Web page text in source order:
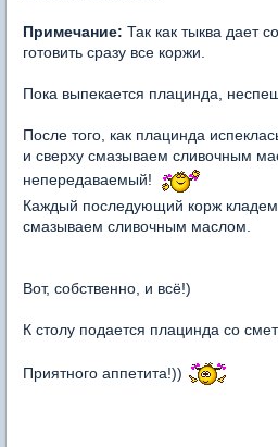
Примечание: Так как тыква дает
готовить сразу все коржи.
Пока выпекается плацинда,
После того, как плацинда
и сверху смазываем сливочным
непередаваемый!
Каждый последующий корж кладем
смазываем сливочным маслом.
Вот, собственно, и всё!)
К столу подается плацинда со
Приятного аппетита!))